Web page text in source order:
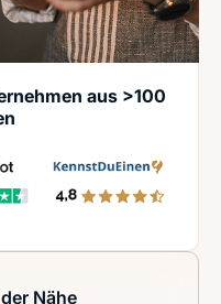
aus >100
Nähe